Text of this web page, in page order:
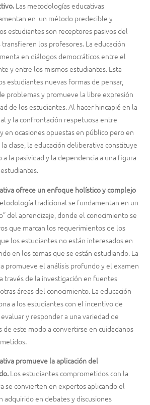
Las metodologías educativas
en un método predecible y
estudiantes son receptores pasivos del
los profesores. La educación
en diálogos democráticos entre el
y entre los mismos estudiantes. Esta
estudiantes nuevas formas de pensar,
problemas y promueve la libre expresión
de los estudiantes. Al hacer hincapié en la
y la confrontación respetuosa entre
en ocasiones opuestas en público pero en
clase, la educación deliberativa constituye
la pasividad y la dependencia a una figura
ofrece un enfoque holístico y complejo
tradicional se fundamentan en un
del aprendizaje, donde el conocimiento se
que marcan los requerimientos de los
los estudiantes no están interesados en
en los temas que se están estudiando. La
promueve el análisis profundo y el examen
través de la investigación en fuentes
áreas del conocimiento. La educación
a los estudiantes con el incentivo de
y responder a una variedad de
de este modo a convertirse en cuidadanos
promueve la aplicación del
Los estudiantes comprometidos con la
se convierten en expertos aplicando el
adquirido en debates y discusiones